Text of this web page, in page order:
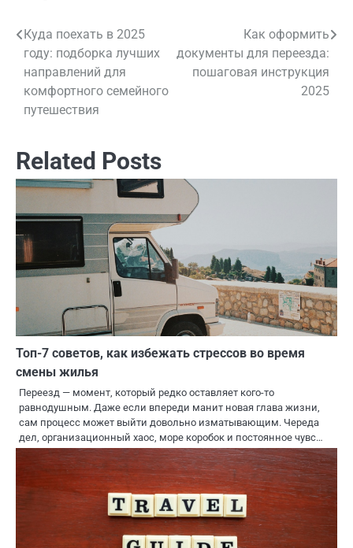
Навигация
по
записям
Куда поехать в 2025
году: подборка лучших
направлений для
комфортного семейного
путешествия
Как оформить
документы для переезда:
пошаговая инструкция
2025
Related Posts
Топ-7 советов, как избежать стрессов во время
смены жилья
Переезд — момент, который редко оставляет кого-то
равнодушным. Даже если впереди манит новая глава жизни,
сам процесс может выйти довольно изматывающим. Череда
дел, организационный хаос, море коробок и постоянное чувс…